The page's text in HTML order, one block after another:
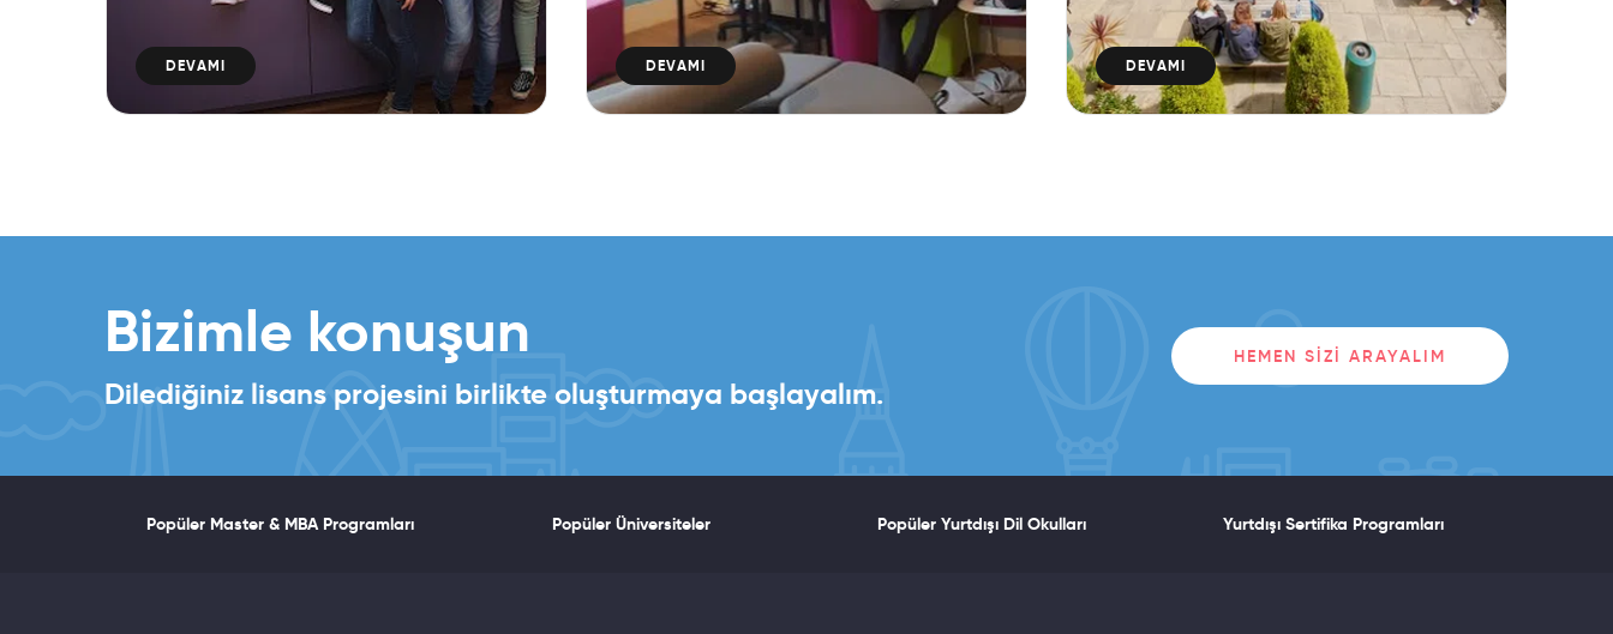
DEVAMI DEVAMI DEVAMI
Bizimle konuşun
Dilediğiniz lisans projesini birlikte oluşturmaya başlayalım.
HEMEN SIZI ARAYALIM
Popüler Master & MBA Programları Popüler Üniversiteler Popüler Yurtdışı Dil Okulları Yurtdışı Sertifika Programları